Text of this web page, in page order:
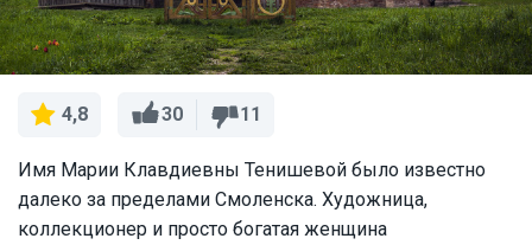
4,8 30 11
Имя Марии Клавдиевны Тенишевой было известно
далеко за пределами Смоленска. Художница,
коллекционер и просто богатая женщина